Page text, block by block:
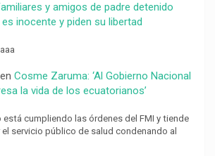
y amigos de padre detenido
inocente y piden su libertad
en Cosme Zaruma: ‘Al Gobierno Nacional
la vida de los ecuatorianos’
está cumpliendo las órdenes del FMI y tiende
el servicio público de salud condenando al